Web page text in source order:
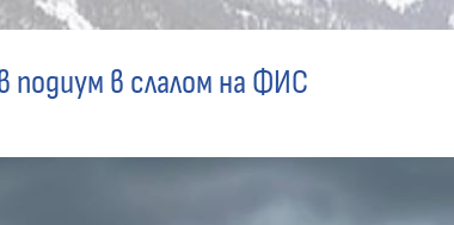
подиум в слалом на ФИС